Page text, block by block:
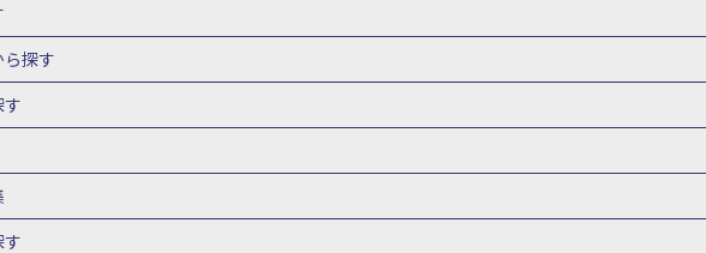
県
北陸 富山県 石川県 福井県 甲信越 山梨県 新潟県 長野県 東海 静岡県
県 京都府 大阪府 兵庫県 奈良県 和歌山県 四国 徳島県 高知県 香川県
ら探す
福島県ホテル・旅館 東京都ホテル・旅館 神奈川県ホテル・旅館
埼玉県ホ
茨城県ホテル・旅館 栃木県ホテル・旅館 群馬県ホテル・旅館
富山県ホテ
北海道)
層雲峡温泉(北海道) 知床温泉(北海道) 東北 花巻温泉(岩手) 蔵王温泉(山形)
かみ
保温泉(宮城) 飯坂温泉(福島) 北陸 和倉温泉(石川) 宇奈月温泉(富山) あわら温泉(
川治温泉(栃木)
ツアー
福島旅行・ツアー 関東 東京旅行・ツアー 神奈川旅行・ツアー 埼玉旅行・ツアー
ト®への旅